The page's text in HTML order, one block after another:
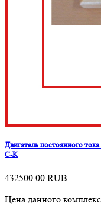
Двигатель постоянного
С-К
432500.00 RUB
Цена данного